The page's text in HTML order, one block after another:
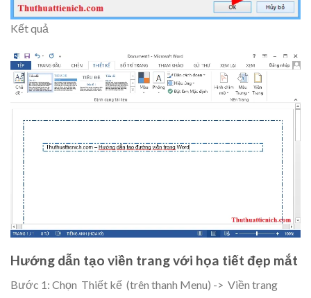
Kết quả
Hướng dẫn tạo viền trang với họa tiết đẹp mắt
Bước 1: Chọn Thiết kế (trên thanh Menu) -> Viền trang